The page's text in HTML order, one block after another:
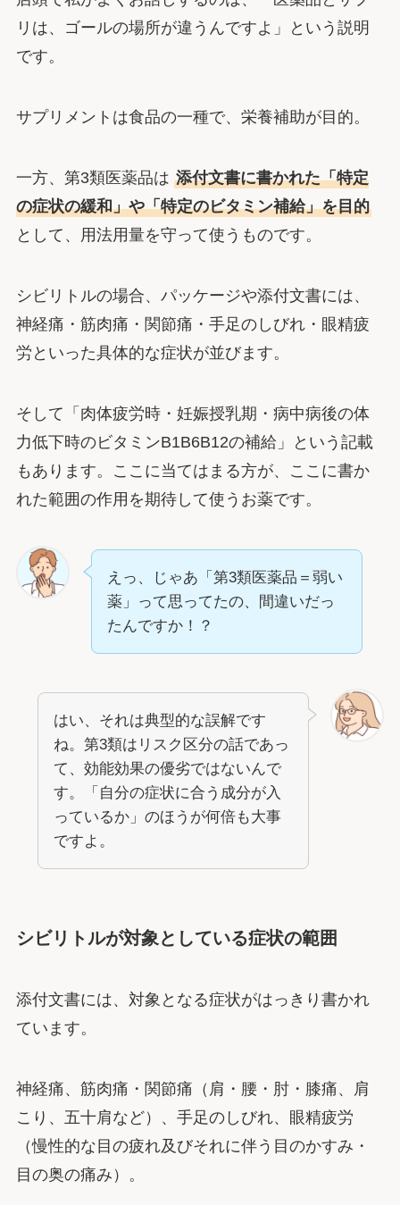
リは、ゴールの場所が違うんですよ」という説明
です。
サプリメントは食品の一種で、栄養補助が目的。
一方、第3類医薬品は 添付文書に書かれた「特定
の症状の緩和」や「特定のビタミン補給」を目的
として、用法用量を守って使うものです。
シビリトルの場合、パッケージや添付文書には、
神経痛・筋肉痛・関節痛・手足のしびれ・眼精疲
労といった具体的な症状が並びます。
そして「肉体疲労時・妊娠授乳期・病中病後の体
力低下時のビタミンB1B6B12の補給」という記載
もあります。ここに当てはまる方が、ここに書か
れた範囲の作用を期待して使うお薬です。
えっ、じゃあ「第3類医薬品＝弱い
薬」って思ってたの、間違いだっ
たんですか！？
はい、それは典型的な誤解です
ね。第3類はリスク区分の話であっ
て、効能効果の優劣ではないんで
す。「自分の症状に合う成分が入
っているか」のほうが何倍も大事
ですよ。
シビリトルが対象としている症状の範囲
添付文書には、対象となる症状がはっきり書かれ
ています。
神経痛、筋肉痛・関節痛（肩・腰・肘・膝痛、肩
こり、五十肩など）、手足のしびれ、眼精疲労
（慢性的な目の疲れ及びそれに伴う目のかすみ・
目の奥の痛み）。